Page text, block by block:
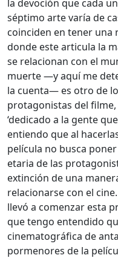
la devoción que cada
séptimo arte varía de
coinciden en tener una
donde este articula la
se relacionan con el
muerte —y aquí me
la cuenta— es otro de
protagonistas del
‘dedicado a la gente
entiendo que al
película no busca
etaria de las
extinción de una
relacionarse con el
llevó a comenzar esta
que tengo entendido
cinematográfica de
pormenores de la